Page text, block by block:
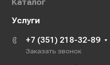
Каталог
Услуги
+7 (351) 218-32-89
Заказать звонок